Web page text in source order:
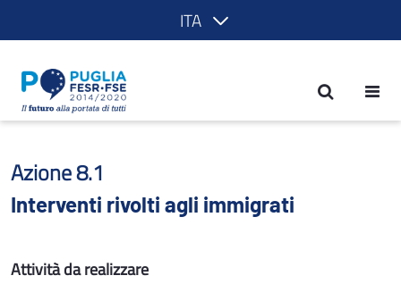
ITA
Interventi rivolti agli immigrati - POR
Azione 8.1
Interventi rivolti agli immigrati
Attività da realizzare